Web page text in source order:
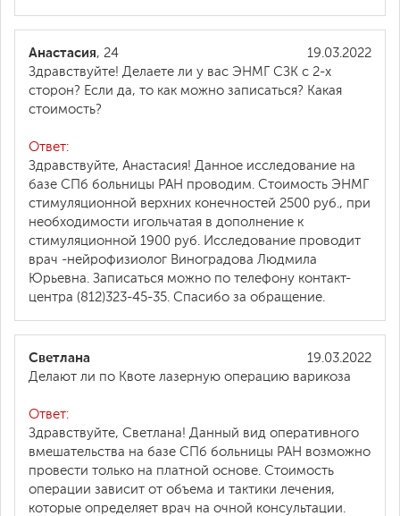
19.03.2022
Анастасия, 24
Здравствуйте! Делаете ли у вас ЭНМГ СЗК с 2-х
сторон? Если да, то как можно записаться? Какая
стоимость?
Ответ:
Здравствуйте, Анастасия! Данное исследование на
базе СПб больницы РАН проводим. Стоимость ЭНМГ
стимуляционной верхних конечностей 2500 руб., при
необходимости игольчатая в дополнение к
стимуляционной 1900 руб. Исследование проводит
врач -нейрофизиолог Виноградова Людмила
Юрьевна. Записаться можно по телефону контакт-
центра (812)323-45-35. Спасибо за обращение.
19.03.2022
Светлана
Делают ли по Квоте лазерную операцию варикоза
Ответ:
Здравствуйте, Светлана! Данный вид оперативного
вмешательства на базе СПб больницы РАН возможно
провести только на платной основе. Стоимость
операции зависит от объема и тактики лечения,
которые определяет врач на очной консультации.